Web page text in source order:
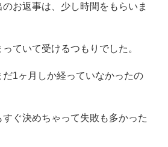
お返事は、少し時間をもらいま
ていて受けるつもりでした。
1ヶ月しか経っていなかったの
ぐ決めちゃって失敗も多かった